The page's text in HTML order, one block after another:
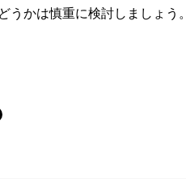
うかは慎重に検討しましょう。